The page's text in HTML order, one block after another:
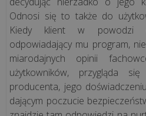
Zob...
Niezawodna
infrastruktura
fiskalna
dla
rosnącej
sieci
Odnosi się to także do
Kiedy klient w powodzi
odpowiadający mu program,
miarodajnych opinii
użytkowników, przygląda
producenta, jego
dającym poczucie